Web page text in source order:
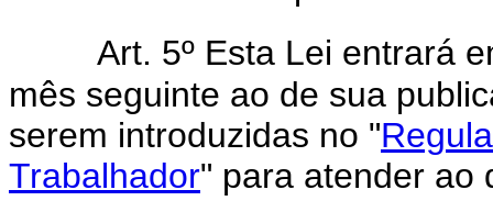
Art. 5º Esta Lei entrará
mês seguinte ao de sua
serem introduzidas no "
Trabalhador" para atender ao